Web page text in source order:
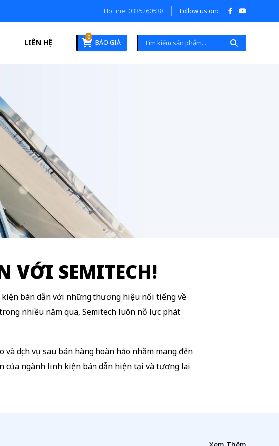
Hotline: 0335260538 Follow us on:
LIÊN HỆ
0
BÁO GIÁ
VỚI SEMITECH!
kiện bán dẫn với những thương hiệu nổi tiếng về
nhiều năm qua, Semitech luôn nỗ lực phát
dịch vụ sau bán hàng hoàn hảo nhằm mang đến
của ngành linh kiện bán dẫn hiện tại và tương lai